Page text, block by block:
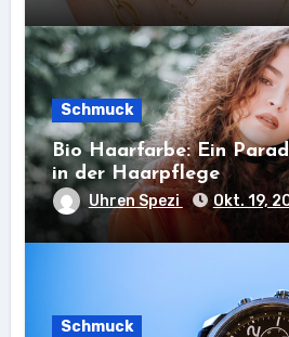
Schmuck
Bio Haarfarbe: Ein
in der Haarpflege
Uhren Spezi Okt. 19,
Schmuck